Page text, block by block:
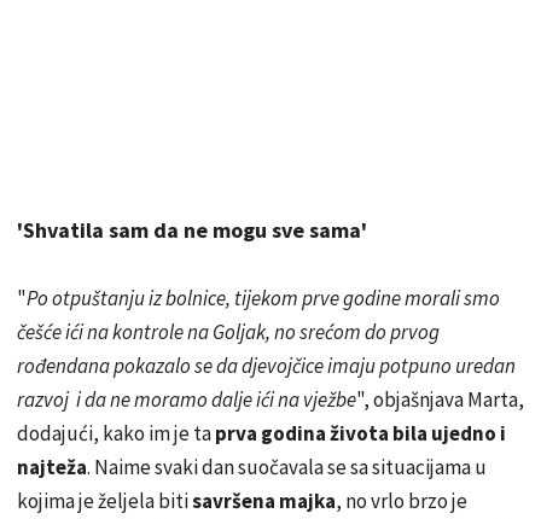
'Shvatila sam da ne mogu sve sama'
"Po otpuštanju iz bolnice, tijekom prve godine morali smo
češće ići na kontrole na Goljak, no srećom do prvog
rođendana pokazalo se da djevojčice imaju potpuno uredan
razvoj i da ne moramo dalje ići na vježbe", objašnjava Marta,
dodajući, kako im je taprva godina života bila ujedno i
najteža. Naime svaki dan suočavala se sa situacijama u
kojima je željela bitisavršena majka, no vrlo brzo je